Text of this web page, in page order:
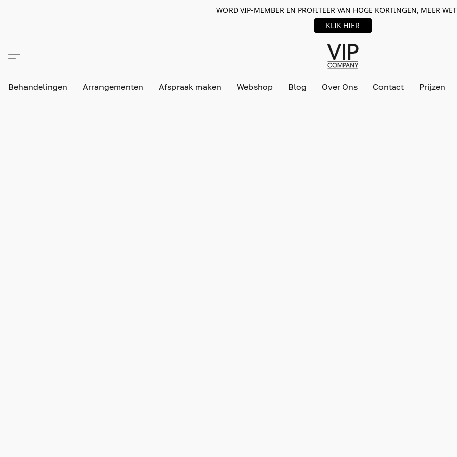
WORD VIP-MEMBER EN PROFITEER VAN HOGE KORTINGEN, MEER
KLIK HIER
Behandelingen Arrangementen Afspraak maken Webshop Blog Over Ons Contact Prijzen